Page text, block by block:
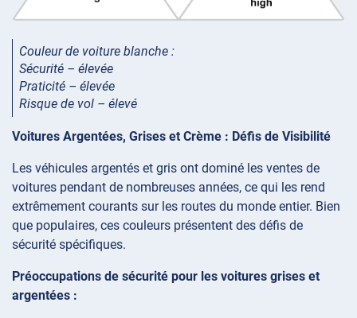
Couleur de voiture blanche :
Sécurité – élevée
Praticité – élevée
Risque de vol – élevé
Voitures Argentées, Grises et Crème : Défis de Visibilité
Les véhicules argentés et gris ont dominé les ventes de
voitures pendant de nombreuses années, ce qui les rend
extrêmement courants sur les routes du monde entier. Bien
que populaires, ces couleurs présentent des défis de
sécurité spécifiques.
Préoccupations de sécurité pour les voitures grises et
argentées :